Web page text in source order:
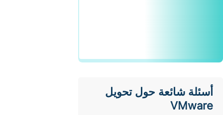
أسئلة شائعة حول تحويل
VMware